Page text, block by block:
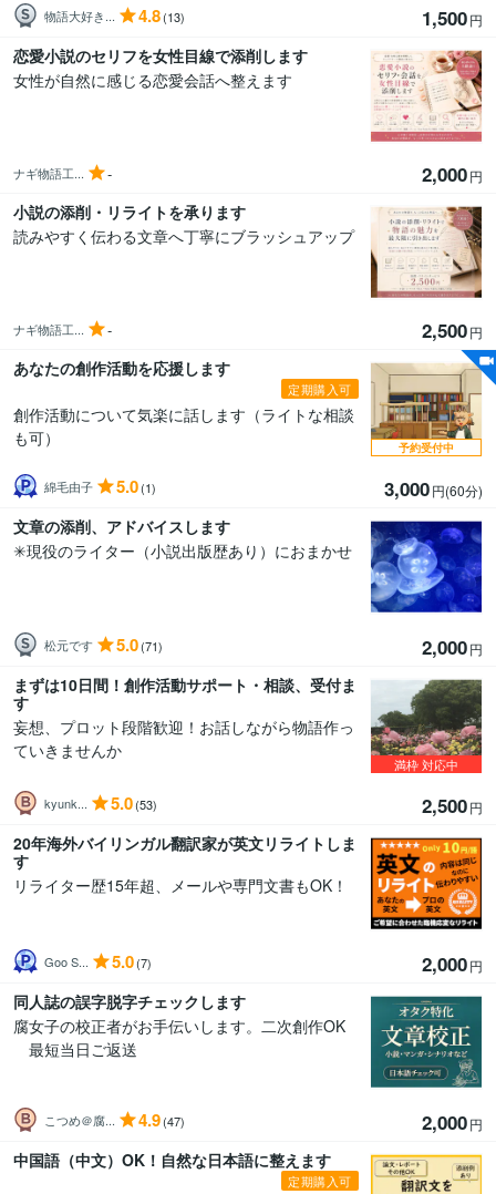
物語大好き... 4.8(13) 1,500円
恋愛小説のセリフを女性目線で添削します
女性が自然に感じる恋愛会話へ整えます
ナギ物語工... - 2,000円
小説の添削・リライトを承ります
読みやすく伝わる文章へ丁寧にブラッシュアップ
ナギ物語工... - 2,500円
あなたの創作活動を応援します
定期購入可
創作活動について気楽に話します（ライトな相談
も可）
綿毛由子 5.0(1) 3,000円(60分)
予約受付中
文章の添削、アドバイスします
✳︎現役のライター（小説出版歴あり）におまかせ
松元です 5.0(71) 2,000円
まずは10日間！創作活動サポート・相談、受付ま
す
妄想、プロット段階歓迎！お話しながら物語作っ
ていきませんか
kyunk... 5.0(53) 2,500円
満枠対応中
20年海外バイリンガル翻訳家が英文リライトしま
す
リライター歴15年超、メールや専門文書もOK！
Goo S... 5.0(7) 2,000円
同人誌の誤字脱字チェックします
腐女子の校正者がお手伝いします。二次創作OK
最短当日ご返送
こつめ＠腐... 4.9(47) 2,000円
中国語（中文）OK！自然な日本語に整えます
定期購入可